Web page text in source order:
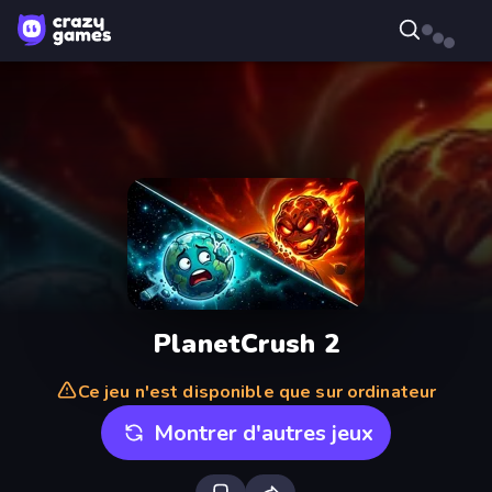
PlanetCrush 2
Ce jeu n'est disponible que sur ordinateur
Montrer d'autres jeux